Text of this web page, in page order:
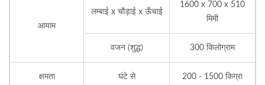
आयाम
लम्बाई x चौड़ाई x ऊँचाई
1600 x 700 x 510
मिमी
वजन (शुद्ध) 300 किलोग्राम
क्षमता घंटे से 200 - 1500 किग्रा